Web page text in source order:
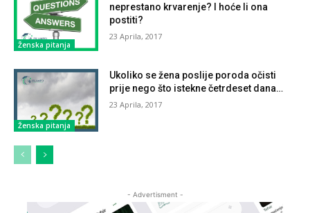
Ženska pitanja
neprestano krvarenje? I hoće li ona
postiti?
23 Aprila, 2017
Ženska pitanja
Ukoliko se žena poslije poroda očisti
prije nego što istekne četrdeset dana…
23 Aprila, 2017
- Advertisment -